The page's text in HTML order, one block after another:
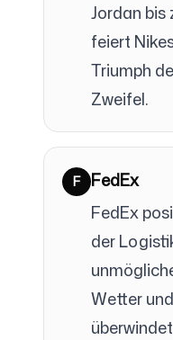
Jordan bis
feiert
Triumph
Zweifel.
F
FedEx
FedEx
der
Wetter